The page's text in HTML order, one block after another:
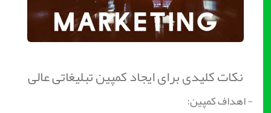
نکات کلیدی برای ایجاد کمپین تبلیغاتی عالی
- اهداف کمپین: